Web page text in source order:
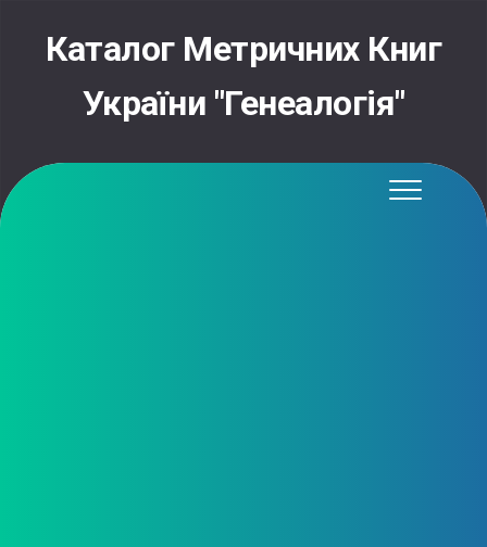
contentКаталог Метричних Книг
України "Генеалогія"